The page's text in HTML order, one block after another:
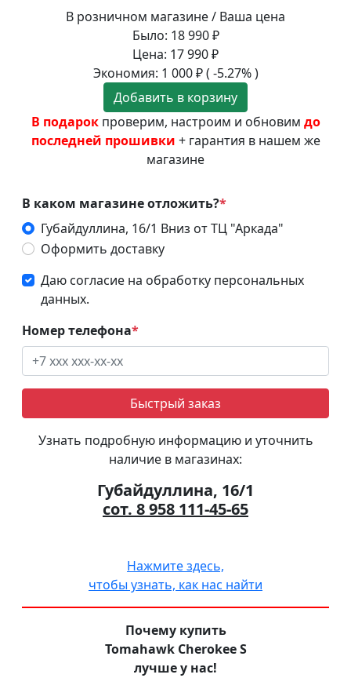
В розничном магазине / Ваша цена
Было: 18 990 ₽
Цена: 17 990₽
Экономия: 1 000 ₽ ( -5.27% )
Добавить в корзину
В подарокпроверим, настроим и обновим до
последней прошивки + гарантия в нашем же
магазине
В каком магазине отложить?*
Губайдуллина, 16/1 Вниз от ТЦ "Аркада"
Оформить доставку
Даю согласие на обработку персональных
данных.
Номер телефона*
Быстрый заказ
Узнать подробную информацию и уточнить
наличие в магазинах:
Губайдуллина, 16/1
сот. 8 958 111-45-65
Нажмите здесь,
чтобы узнать, как нас найти
Почему купить
Tomahawk Cherokee S
лучше у нас!